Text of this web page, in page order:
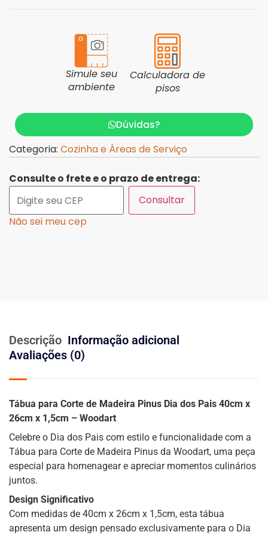
Simule seu
ambiente
Calculadora de
pisos
Dúvidas?
Categoria: Cozinha e Áreas de Serviço
Consulte o frete e o prazo de entrega:
Consultar
Não sei meu cep
Descrição Informação adicional
Avaliações (0)
Tábua para Corte de Madeira Pinus Dia dos Pais 40cm x
26cm x 1,5cm – Woodart
Celebre o Dia dos Pais com estilo e funcionalidade com a
Tábua para Corte de Madeira Pinus da Woodart, uma peça
especial para homenagear e apreciar momentos culinários
juntos.
Design Significativo
Com medidas de 40cm x 26cm x 1,5cm, esta tábua
apresenta um design pensado exclusivamente para o Dia